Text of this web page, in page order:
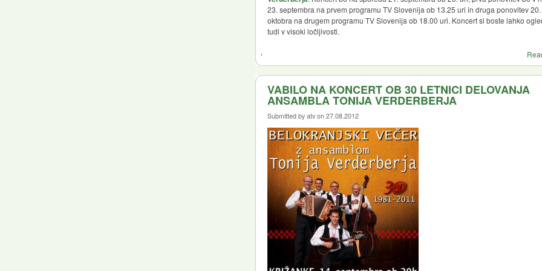
23. septembra na prvem programu TV Slovenija ob 13.25 uri in druga ponovitev 20.
oktobra na drugem programu TV Slovenija ob 18.00 uri. Koncert si boste lahko
tudi v visoki ločljivosti.
VABILO NA KONCERT OB 30 LETNICI DELOVANJA
ANSAMBLA TONIJA VERDERBERJA
Submitted by atv on 27.08.2012